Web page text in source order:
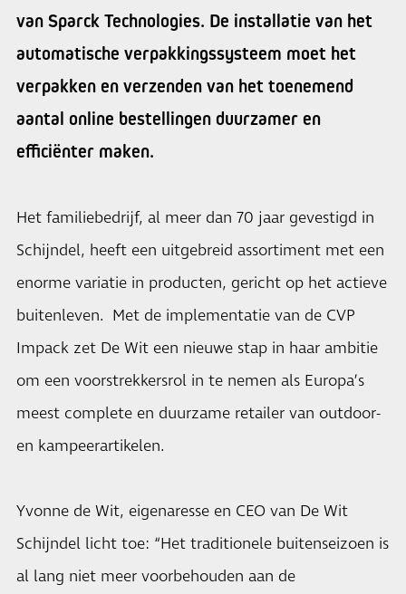
van Sparck Technologies. De installatie van het
automatische verpakkingssysteem moet het
verpakken en verzenden van het toenemend
aantal online bestellingen duurzamer en
efficiënter maken.
Het familiebedrijf, al meer dan 70 jaar gevestigd in
Schijndel, heeft een uitgebreid assortiment met een
enorme variatie in producten, gericht op het actieve
buitenleven. Met de implementatie van de CVP
Impack zet De Wit een nieuwe stap in haar ambitie
om een voorstrekkersrol in te nemen als Europa’s
meest complete en duurzame retailer van outdoor-
en kampeerartikelen.
Yvonne de Wit, eigenaresse en CEO van De Wit
Schijndel licht toe: “Het traditionele buitenseizoen is
al lang niet meer voorbehouden aan de